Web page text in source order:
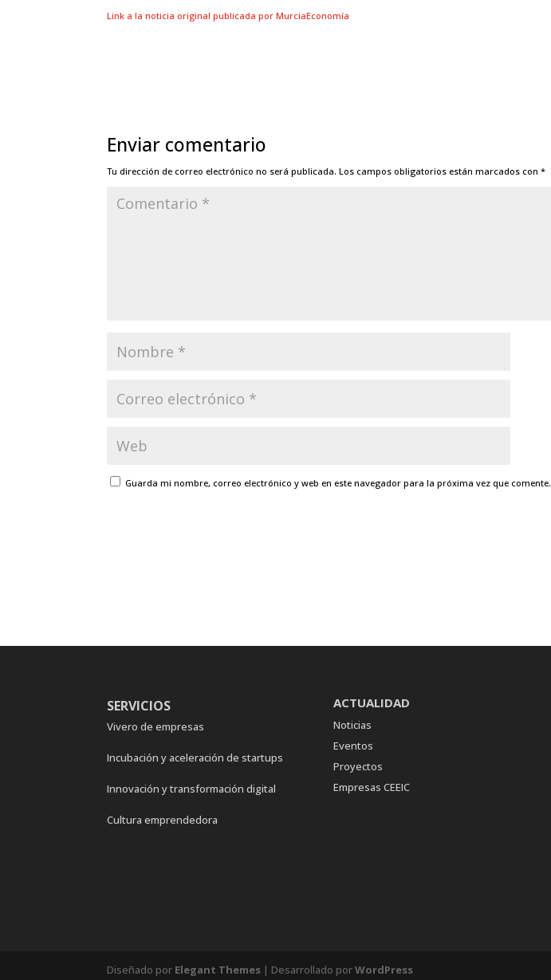
Link a la noticia original publicada por MurciaEconomía
Enviar comentario
Tu dirección de correo electrónico no será publicada. Los campos obligatorios están marcados con*
Guarda mi nombre, correo electrónico y web en este navegador para la próxima vez que comente.
SERVICIOS
Vivero de empresas
Incubación y aceleración de startups
Innovación y transformación digital
Cultura emprendedora
ACTUALIDAD
Noticias
Eventos
Proyectos
Empresas CEEIC
Diseñado por Elegant Themes | Desarrollado porWordPress